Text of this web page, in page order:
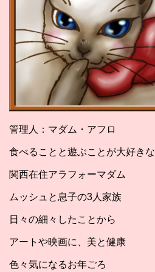
管理人：マダム・アフロ
食べることと遊ぶことが大好きな
関西在住アラフォーマダム
ムッシュと息子の3人家族
日々の細々したことから
アートや映画に、美と健康
色々気になるお年ごろ